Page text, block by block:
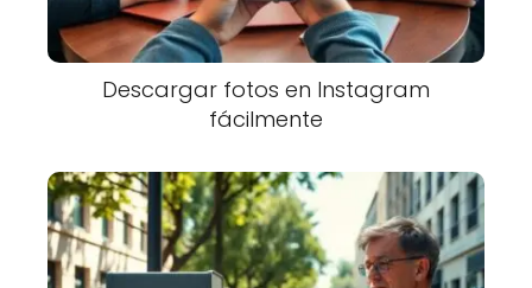
Descargar fotos en Instagram
fácilmente